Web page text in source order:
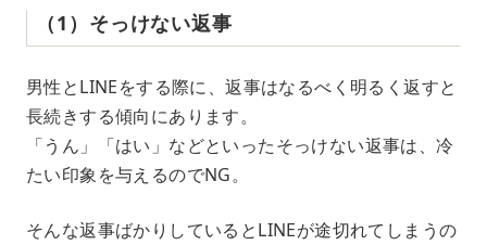
（1）そっけない返事
男性とLINEをする際に、返事はなるべく明るく返すと
長続きする傾向にあります。
「うん」「はい」などといったそっけない返事は、冷
たい印象を与えるのでNG。
そんな返事ばかりしているとLINEが途切れてしまうの